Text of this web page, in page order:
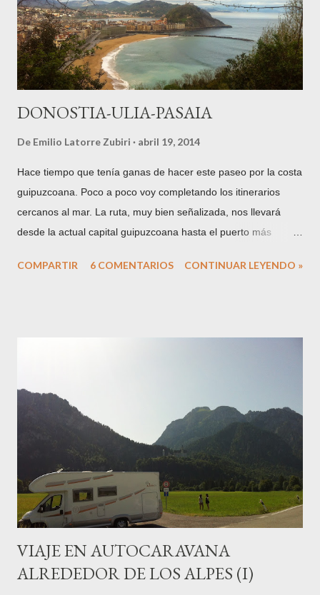
Vitoria , y a los 16 se casará con Don Ortuño María de Aguirre
Zuazo y del Corral , Marqués de Montehermoso . Al año
siguiente, en 1801, nacerá su única hija,...
DONOSTIA-ULIA-PASAIA
De Emilio Latorre Zubiri abril 19, 2014
Hace tiempo que tenía ganas de hacer este paseo por la costa
guipuzcoana. Poco a poco voy completando los itinerarios
cercanos al mar. La ruta, muy bien señalizada, nos llevará
desde la actual capital guipuzcoana hasta el puerto más
natural, o fiordo, situado en la desembocadura del río
saga de marinos que ostentaron importantes cargos en San
Sebastián y Gipuzkoa durante los siglos XVI y XVII. Miguel
de Oquendo fue quien reedificó la pequeña casa en la que
nació convirtiéndola en un pequeño palacio con el aspecto que
ha llegado hasta nuestros días. Participó con 14 navíos en la
conoci...
COMPARTIR 6 COMENTARIOS CONTINUAR LEYENDO »
VIAJE EN AUTOCARAVANA
ALREDEDOR DE LOS ALPES (I)